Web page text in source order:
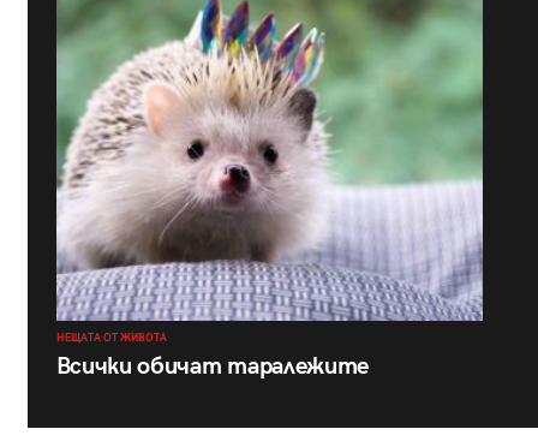
НЕЩАТА ОТ ЖИВОТА
Всички обичат таралежите